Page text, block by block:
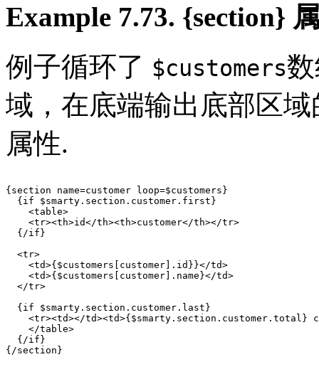
Example 7.73. {section}
例子循环了 $customers
域，在底端输出底部区
属性.
{section name=customer loop=$customers}
  {if $smarty.section.customer.first}
    <table>
    <tr><th>id</th><th>customer</th></tr>
  {/if}
  <tr>
    <td>{$customers[customer].id}}</td>
    <td>{$customers[customer].name}</td>
  </tr>
  {if $smarty.section.customer.last}
<tr><td></td><td>{$smarty.section.customer.total}
    </table>
  {/if}
{/section}